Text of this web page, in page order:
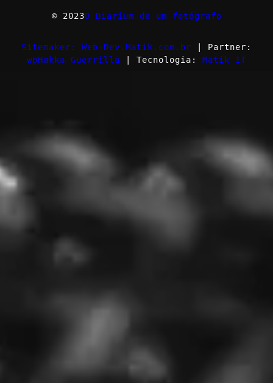
© 2023O Diarium de um fotógrafo
Sitemaker: Web-Dev.Matik.com.br | Partner:
wpHakka Guerrilla | Tecnologia: Matik IT